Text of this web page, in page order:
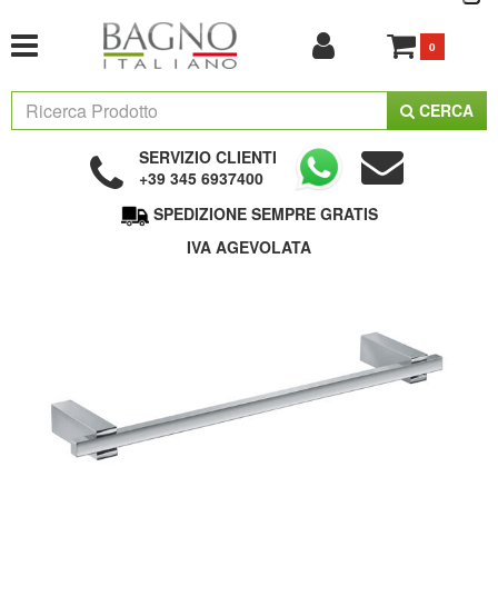
0
CERCA
SERVIZIO CLIENTI
+39 345 6937400
SPEDIZIONE SEMPRE GRATIS
IVA AGEVOLATA